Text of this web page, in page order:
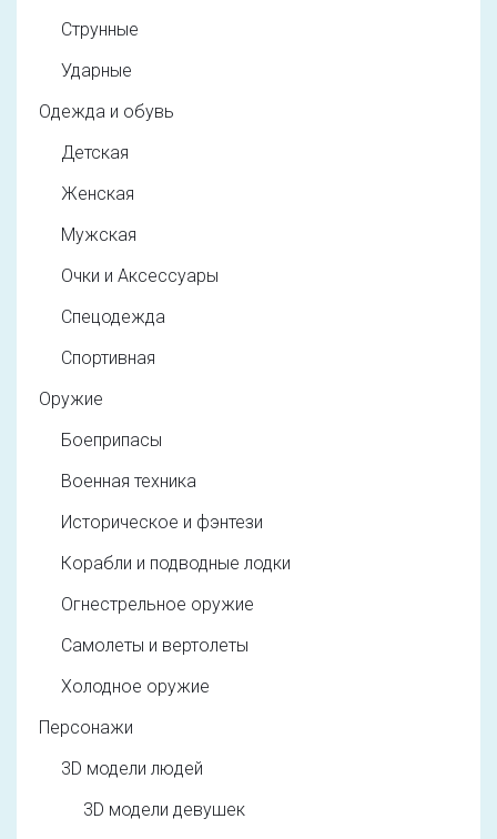
Струнные
Ударные
Одежда и обувь
Детская
Женская
Мужская
Очки и Аксессуары
Спецодежда
Спортивная
Оружие
Боеприпасы
Военная техника
Историческое и фэнтези
Корабли и подводные лодки
Огнестрельное оружие
Самолеты и вертолеты
Холодное оружие
Персонажи
3D модели людей
3D модели девушек